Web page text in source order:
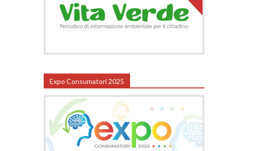
Expo Consumatori 2025